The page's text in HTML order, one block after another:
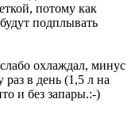
потому как
подплывать
охлаждал, минус
раз в день (1,5 л на
и без запары.:-)